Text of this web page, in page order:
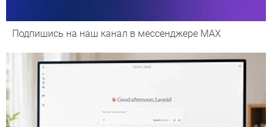
Подпишись на наш канал в мессенджере МАХ